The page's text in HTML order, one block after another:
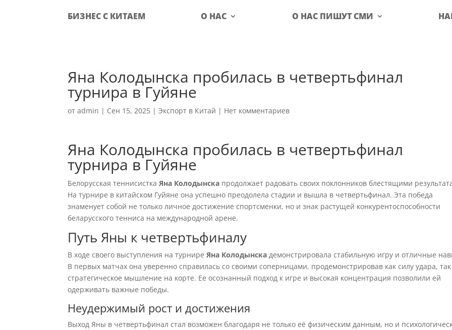
БИЗНЕС С КИТАЕМ О НАС О НАС ПИШУТ СМИ
Яна Колодынска пробилась в четвертьфинал
турнира в Гуйяне
отadmin | Сен 15, 2025 |Экспорт в Китай | Нет комментариев
Яна Колодынска пробилась в четвертьфинал
турнира в Гуйяне
Белорусская теннисисткаЯна Колодынска продолжает радовать своих поклонников блестящими
На турнире в китайском Гуйяне она успешно преодолела стадии и вышла в четвертьфинал. Эта победа
знаменует собой не только личное достижение спортсменки, но и знак растущей конкурентоспособности
беларусского тенниса на международной арене.
Путь Яны к четвертьфиналу
В ходе своего выступления на турниреЯна Колодынска демонстрировала стабильную игру и отличные
В первых матчах она уверенно справилась со своими соперницами, продемонстрировав как силу удара,
стратегическое мышление на корте. Ее осознанный подход к игре и высокая концентрация позволили ей
одерживать важные победы.
Неудержимый рост и достижения
Выход Яны в четвертьфинал стал возможен благодаря не только её физическим данным, но и